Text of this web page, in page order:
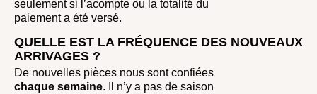
seulement si l’acompte ou la totalité du
paiement a été versé.
QUELLE EST LA FRÉQUENCE DES NOUVEAUX
ARRIVAGES ?
De nouvelles pièces nous sont confiées
chaque semaine. Il n’y a pas de saison